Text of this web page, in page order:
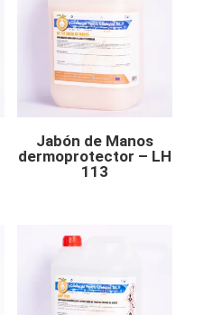
Jabón de Manos
dermoprotector – LH
113